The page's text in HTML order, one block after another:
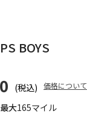
大165マイル
BOYS
(税込) 価格について